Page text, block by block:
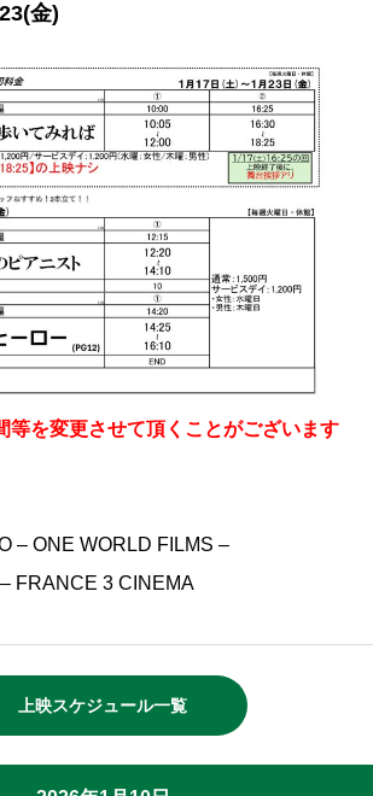
金)
等を変更させて頂くことがございます
– ONE WORLD FILMS –
FRANCE 3 CINEMA
上映スケジュール一覧